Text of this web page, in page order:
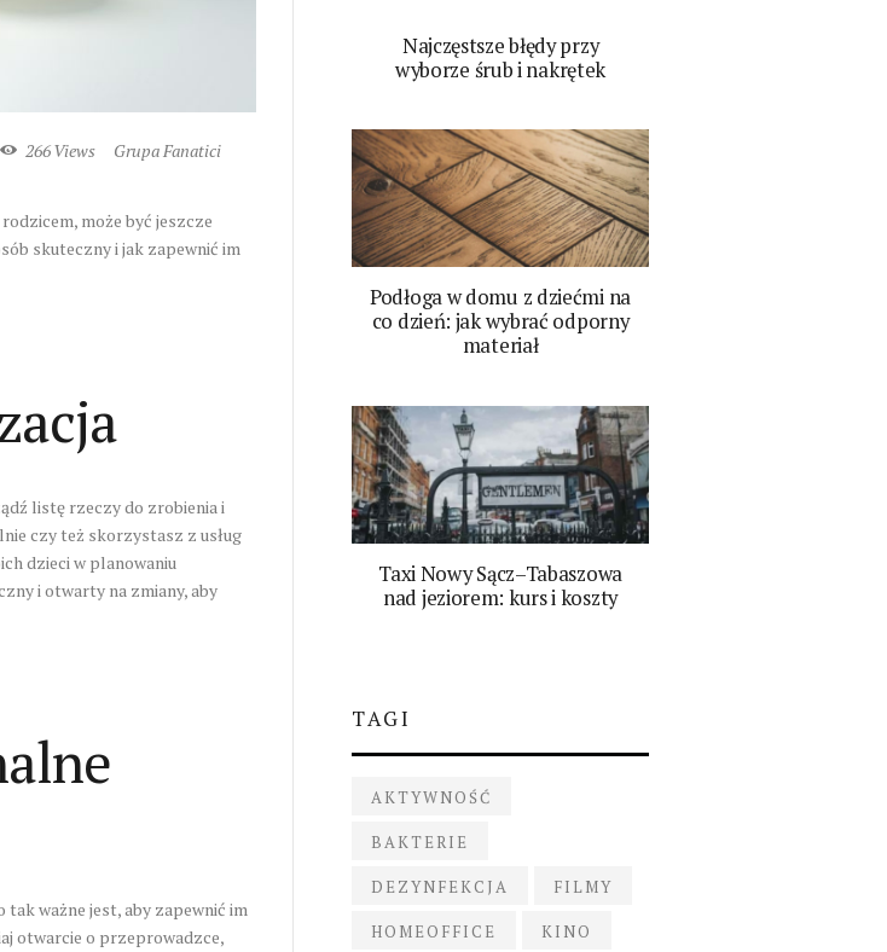
266Views Grupa Fanatici
może być jeszcze
skuteczny i jak zapewnić im
listę rzeczy do zrobienia i
czy też skorzystasz z usług
dzieci w planowaniu
i otwarty na zmiany, aby
ważne jest, aby zapewnić im
otwarcie o przeprowadzce,
Najczęstsze błędy przy
wyborze śrub i nakrętek
Podłoga w domu z dziećmi na
co dzień: jak wybrać odporny
materiał
Taxi Nowy Sącz–Tabaszowa
nad jeziorem: kurs i koszty
TAGI
AKTYWNOŚĆ
BAKTERIE
DEZYNFEKCJA FILMY
HOMEOFFICE KINO